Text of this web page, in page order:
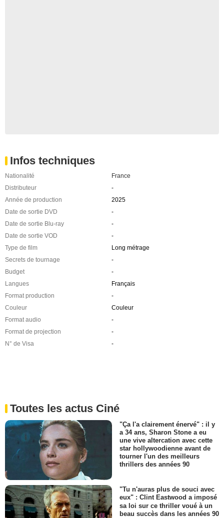
Infos techniques
Nationalité
France
Distributeur
-
Année de production
2025
Date de sortie DVD
-
Date de sortie Blu-ray
-
Date de sortie VOD
-
Type de film
Long métrage
Secrets de tournage
-
Budget
-
Langues
Français
Format production
-
Couleur
Couleur
Format audio
-
Format de projection
-
N° de Visa
-
Toutes les actus Ciné
"Ça l'a clairement énervé" : il y
a 34 ans, Sharon Stone a eu
une vive altercation avec cette
star hollywoodienne avant de
tourner l'un des meilleurs
thrillers des années 90
"Tu n'auras plus de souci avec
eux" : Clint Eastwood a imposé
sa loi sur ce thriller voué à un
beau succès dans les années 90